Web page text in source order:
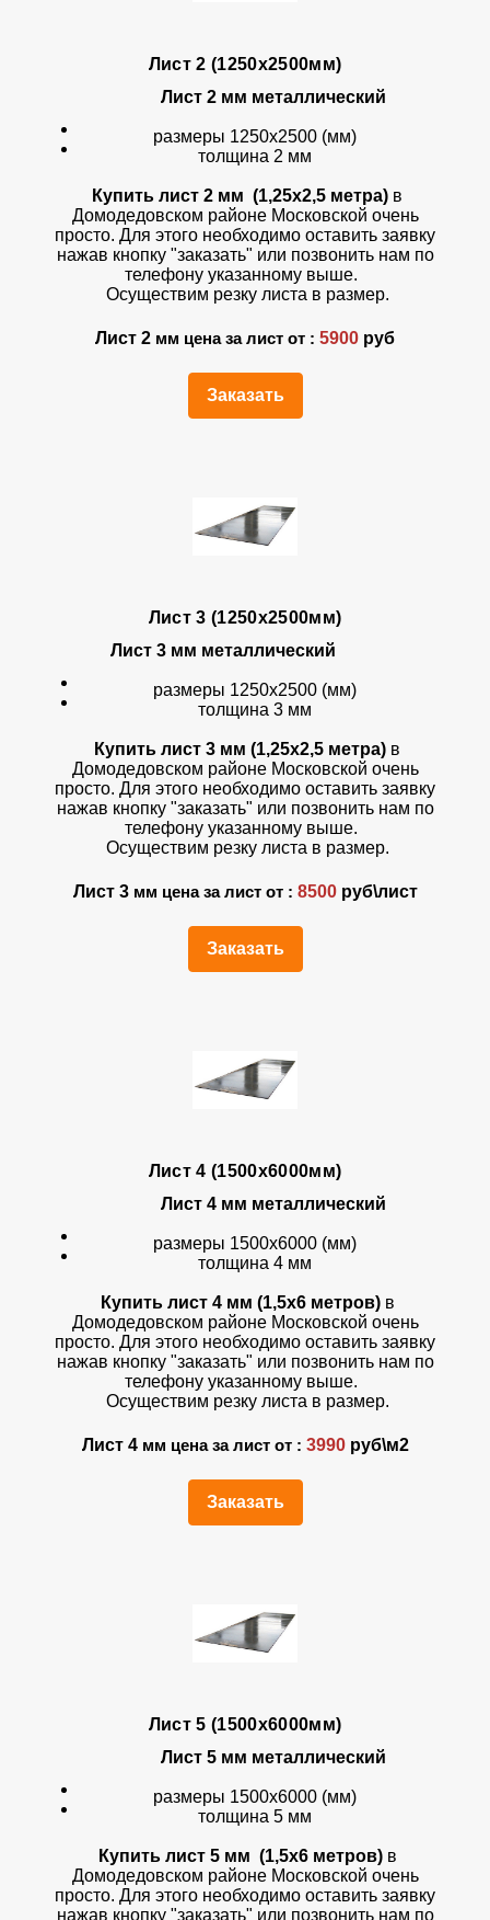
Лист 2 (1250х2500мм)
Лист 2 мм металлический
размеры 1250х2500 (мм)
толщина 2 мм
Купить лист 2 мм (1,25х2,5 метра) в
Домодедовском районе Московской очень
просто. Для этого необходимо оставить заявку
нажав кнопку "заказать" или позвонить нам по
телефону указанному выше.
Осуществим резку листа в размер.
Лист 2 мм цена за лист от : 5900 руб
Заказать
Лист 3 (1250х2500мм)
Лист 3 мм металлический
размеры 1250х2500 (мм)
толщина 3 мм
Купить лист 3 мм (1,25х2,5 метра) в
Домодедовском районе Московской очень
просто. Для этого необходимо оставить заявку
нажав кнопку "заказать" или позвонить нам по
телефону указанному выше.
Осуществим резку листа в размер.
Лист 3 мм цена за лист от : 8500руб\лист
Заказать
Лист 4 (1500х6000мм)
Лист 4 мм металлический
размеры 1500х6000 (мм)
толщина 4 мм
Купить лист 4 мм (1,5х6 метров)в
Домодедовском районе Московской очень
просто. Для этого необходимо оставить заявку
нажав кнопку "заказать" или позвонить нам по
телефону указанному выше.
Осуществим резку листа в размер.
Лист 4 мм цена за лист от : 3990руб\м2
Заказать
Лист 5 (1500х6000мм)
Лист 5 мм металлический
размеры 1500х6000 (мм)
толщина 5 мм
Купить лист 5 мм (1,5х6 метров)в
Домодедовском районе Московской очень
просто. Для этого необходимо оставить заявку
нажав кнопку "заказать" или позвонить нам по